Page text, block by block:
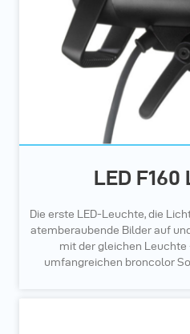
LED
Die erste LED-Leuchte, die
atemberaubende Bilder auf
mit der gleichen
umfangreichen broncolor